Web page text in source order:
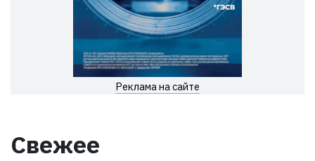
Реклама на сайте
Свежее